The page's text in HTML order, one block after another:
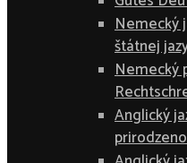
Nemecký
štátnej
Nemecký
Anglický